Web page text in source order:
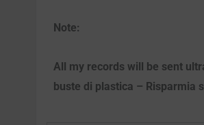
Note:
All my records will be sent
buste di plastica – Risparmia